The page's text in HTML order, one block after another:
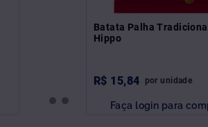
Batata Palha
Hippo
R$ 15,84 por unidade
Faça login para